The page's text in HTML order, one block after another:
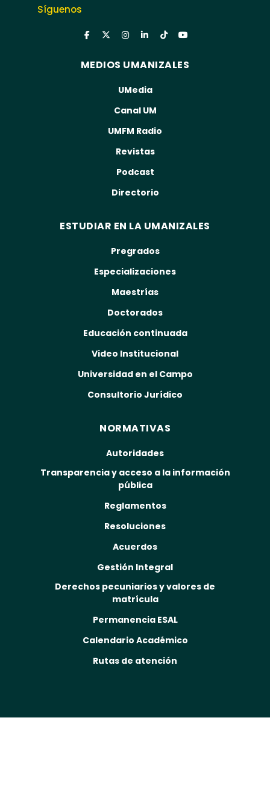
Síguenos
MEDIOS UMANIZALES
UMedia
Canal UM
UMFM Radio
Revistas
Podcast
Directorio
ESTUDIAR EN LA UMANIZALES
Pregrados
Especializaciones
Maestrías
Doctorados
Educación continuada
Video Institucional
Universidad en el Campo
Consultorio Jurídico
NORMATIVAS
Autoridades
Transparencia y acceso a la información
pública
Reglamentos
Resoluciones
Acuerdos
Gestión Integral
Derechos pecuniarios y valores de
matrícula
Permanencia ESAL
Calendario Académico
Rutas de atención